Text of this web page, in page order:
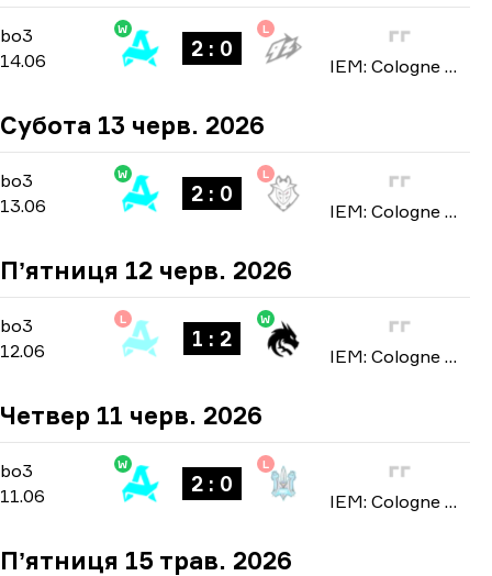
bo3
bo3
14.06
W
2 : 0
L
IEM: Cologne Major 2026
Субота 13 черв. 2026
bo3
bo3
13.06
W
2 : 0
L
IEM: Cologne Major 2026
Пʼятниця 12 черв. 2026
bo3
bo3
12.06
L
1 : 2
W
IEM: Cologne Major 2026
Четвер 11 черв. 2026
bo3
bo3
11.06
W
2 : 0
L
IEM: Cologne Major 2026
Пʼятниця 15 трав. 2026